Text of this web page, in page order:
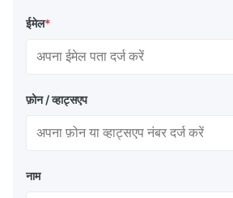
ईमेल*
फ़ोन / व्हाट्सएप
नाम